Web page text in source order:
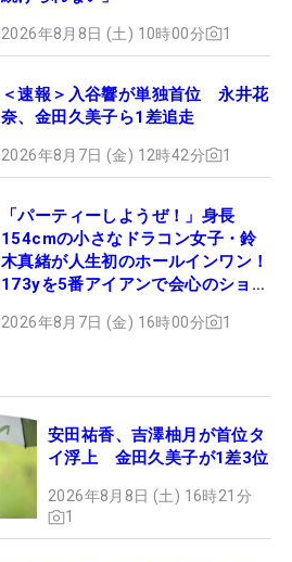
2026年8月8日 (土) 10時00分 1
＜速報＞入谷響が単独首位 永井花
奈、金田久美子ら1差追走
2026年8月7日 (金) 12時42分 1
「パーティーしようぜ！」身長
154cmの小さなドラコン女子・鈴
木真緒が人生初のホールインワン！
173yを5番アイアンで会心のショッ
2026年8月7日 (金) 16時00分 1
安田祐香、吉澤柚月が首位タ
イ浮上 金田久美子が1差3位
2026年8月8日 (土) 16時21分
1